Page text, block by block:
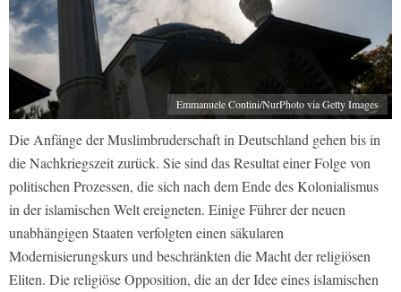
Emmanuele Contini/NurPhoto via Getty Images
Die Anfänge der Muslimbruderschaft in Deutschland gehen bis in
die Nachkriegszeit zurück. Sie sind das Resultat einer Folge von
politischen Prozessen, die sich nach dem Ende des Kolonialismus
in der islamischen Welt ereigneten. Einige Führer der neuen
unabhängigen Staaten verfolgten einen säkularen
Modernisierungskurs und beschränkten die Macht der religiösen
Eliten. Die religiöse Opposition, die an der Idee eines islamischen